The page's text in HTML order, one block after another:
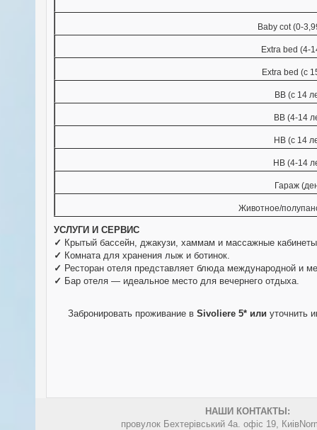
Baby cot (0-
Extra bed (4-
Extra bed (c
BB (с 14
BB (4-14
HB (с 14
HB (4-14
Гараж
Животное/
УСЛУГИ И СЕРВИС
✓ Крытый бассейн, джакузи, хаммам и массажные
✓ Комната для хранения лыж и ботинок.
✓ Ресторан отеля представляет блюда международной и
✓ Бар отеля — идеальное место для вечернего отдыха.
Забронировать проживание в Sivoliere 5*или уточнить
НАШИ КОНТАКТЫ:
провулок Бехтерівський 4а. офіс 19, Киів